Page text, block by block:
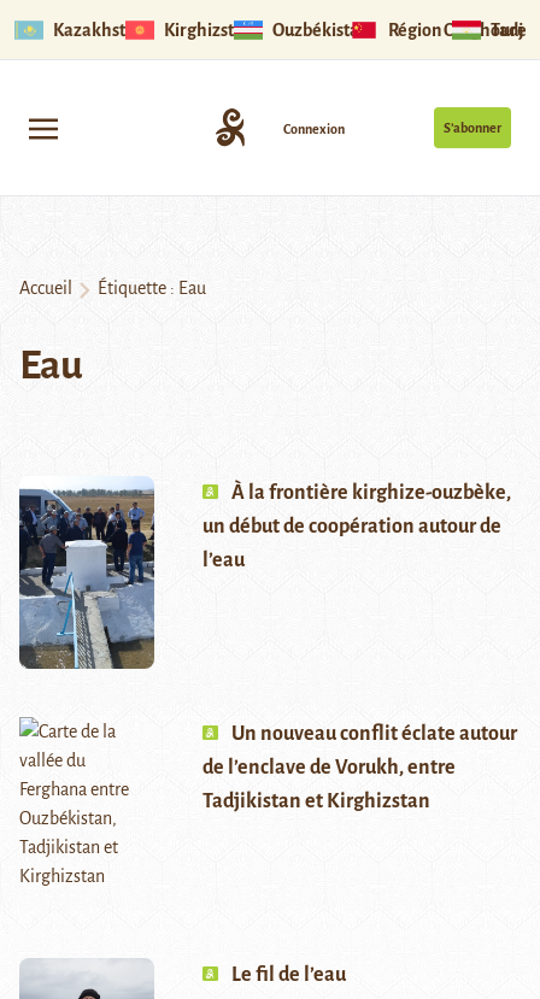
Kazakhstan Kirghizstan Ouzbékistan Région Ouïghoure
S’abonner
Connexion
Accueil Étiquette : Eau
Eau
À la frontière kirghize-ouzbèke,
un début de coopération autour de
l’eau
Un nouveau conflit éclate autour
de l’enclave de Vorukh, entre
Tadjikistan et Kirghizstan
Le fil de l’eau